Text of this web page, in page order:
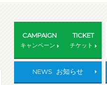
CAMPAIGN
キャンペーン
TICKET
チケット
NEWS お知らせ